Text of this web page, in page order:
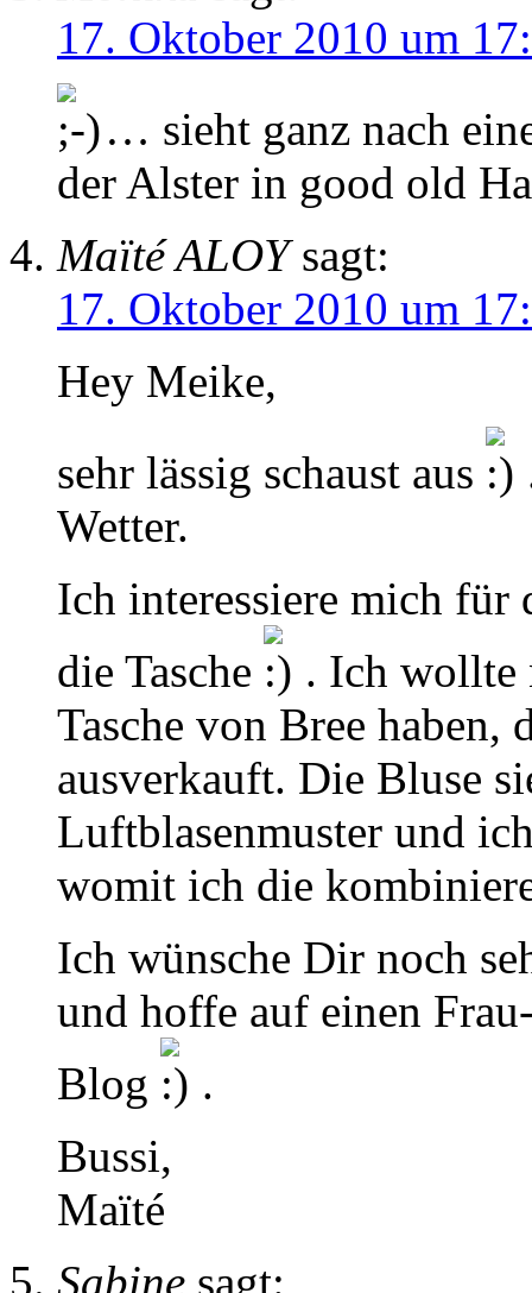
17. Oktober 2010 um
… sieht ganz nach
der Alster in good old
Maïté ALOY sagt:
17. Oktober 2010 um
Hey Meike,
sehr lässig schaust aus
Wetter.
Ich interessiere mich für
die Tasche
. Ich wollte
Tasche von Bree
ausverkauft. Die Bluse
Luftblasenmuster und
womit ich die
Ich wünsche Dir noch
und hoffe auf einen
Blog
.
Bussi,
Maïté
Sabine sagt: